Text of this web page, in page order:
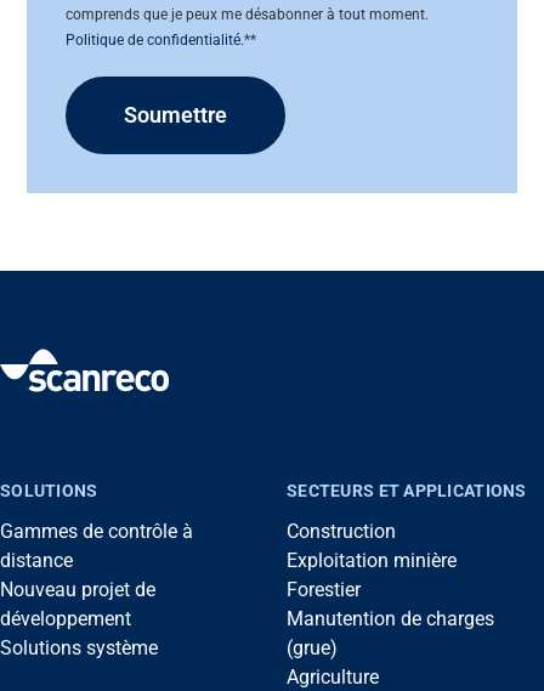
comprends que je peux me désabonner à tout moment.
Politique de confidentialité.**
SOLUTIONS
Gammes de contrôle à
distance
Nouveau projet de
développement
Solutions système
SECTEURS ET APPLICATIONS
Construction
Exploitation minière
Forestier
Manutention de charges
(grue)
Agriculture